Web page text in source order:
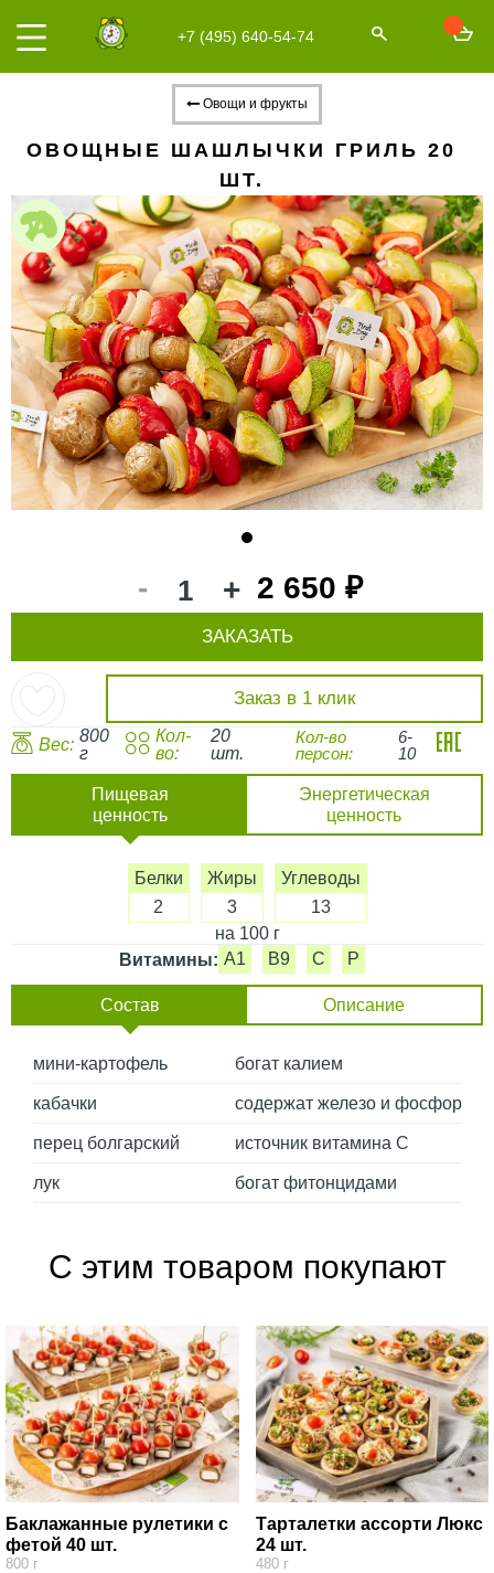
+7 (495) 640-54-74
Овощи и фрукты
ОВОЩНЫЕ ШАШЛЫЧКИ ГРИЛЬ 20
ШТ.
- + 2 650 ₽
Заказ в 1 клик
ЗАКАЗАТЬ
Вес: 800
г
Кол-
во:
20
шт.
Кол-во
персон:
6-
10
Пищевая
ценность
Энергетическая
ценность
Белки
2
Жиры
3
Углеводы
13
на 100 г
Витамины: A1 B9 C P
Состав Описание
мини-картофель богат калием
кабачки содержат железо и фосфор
перец болгарский источник витамина С
лук богат фитонцидами
С этим товаром покупают
Баклажанные рулетики с
фетой 40 шт.
800 г
Тарталетки ассорти Люкс
24 шт.
480 г